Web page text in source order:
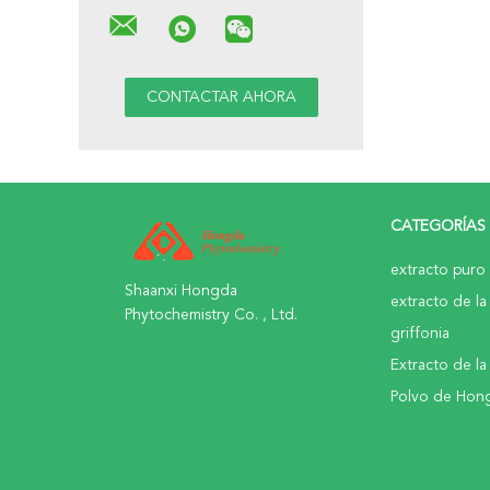
Shaanxi Hongda
Phytochemistry Co. , Ltd.
CATEGORÍAS
extracto puro
extracto de la
griffonia
Extracto de
Polvo de